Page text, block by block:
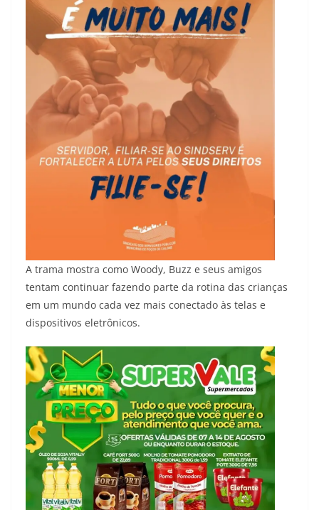
A trama mostra como Woody, Buzz e seus amigos
tentam continuar fazendo parte da rotina das crianças
em um mundo cada vez mais conectado às telas e
dispositivos eletrônicos.